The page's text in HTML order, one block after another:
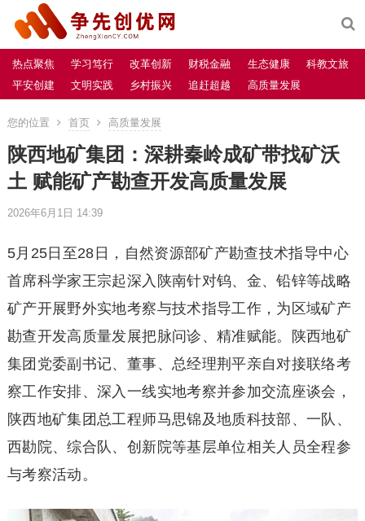
热点聚焦 学习笃行 改革创新 财税金融 生态健康
科教文旅
平安创建
文明实践 乡村振兴 追赶超越 高质量发展
您的位置 首页 高质量发展
陕西地矿集团：深耕秦岭成矿带找矿沃
土 赋能矿产勘查开发高质量发展
2026年6月1日 14:39
5月25日至28日，自然资源部矿产勘查技术指导中心
首席科学家王宗起深入陕南针对钨、金、铅锌等战略
矿产开展野外实地考察与技术指导工作，为区域矿产
勘查开发高质量发展把脉问诊、精准赋能。陕西地矿
集团党委副书记、董事、总经理荆平亲自对接联络考
察工作安排、深入一线实地考察并参加交流座谈会，
陕西地矿集团总工程师马思锦及地质科技部、一队、
西勘院、综合队、创新院等基层单位相关人员全程参
与考察活动。